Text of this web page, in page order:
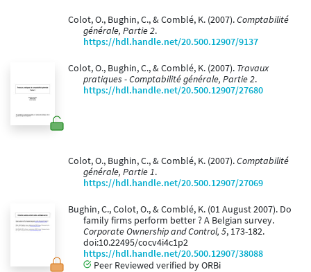
Colot, O., Bughin, C., & Comblé, K. (2007).Comptabilité
générale, Partie 2.
https://hdl.handle.net/20.500.12907/9137
Colot, O., Bughin, C., & Comblé, K. (2007). Travaux
pratiques - Comptabilité générale, Partie 2.
https://hdl.handle.net/20.500.12907/27680
Colot, O., Bughin, C., & Comblé, K. (2007).Comptabilité
générale, Partie 1.
https://hdl.handle.net/20.500.12907/27069
Bughin, C., Colot, O., & Comblé, K. (01 August 2007). Do
family firms perform better ? A Belgian survey.
Corporate Ownership and Control, 5, 173-182.
doi:10.22495/cocv4i4c1p2
https://hdl.handle.net/20.500.12907/38088
Peer Reviewed verified by ORBi